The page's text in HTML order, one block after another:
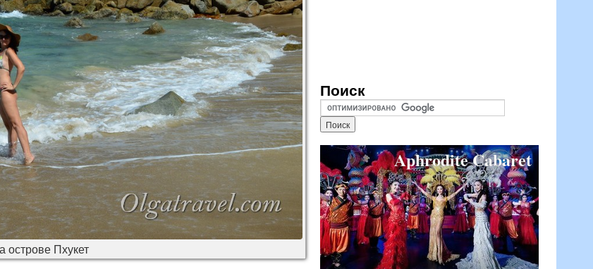
Пхукет
Поиск
Aphrodite Cabaret